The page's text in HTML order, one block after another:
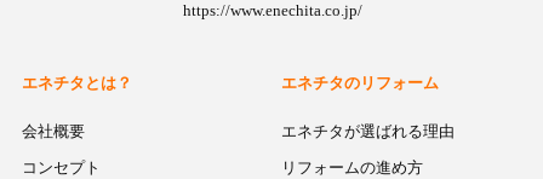
https://www.enechita.co.jp/
エネチタとは？
会社概要
コンセプト
エネチタのリフォーム
エネチタが選ばれる理由
リフォームの進め方